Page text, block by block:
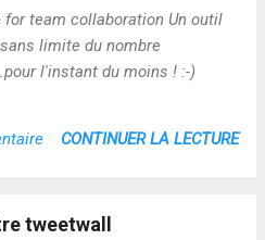
for team collaboration Un outil
limite du nombre
l'instant du moins ! :-)
CONTINUER LA LECTURE
tweetwall